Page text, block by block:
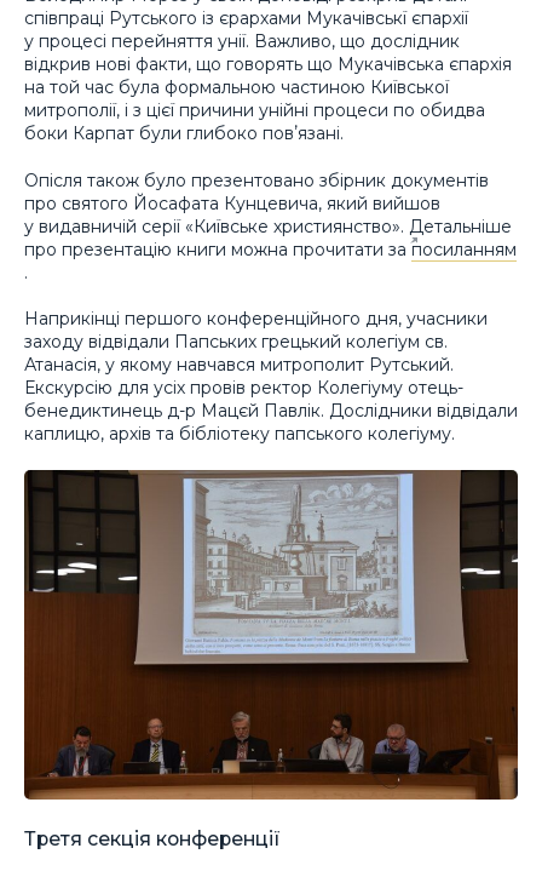
співпраці Рутського із єрархами Мукачівськї єпархії
у процесі перейняття унії. Важливо, що дослідник
відкрив нові факти, що говорять що Мукачівська єпархія
на той час була формальною частиною Київської
митрополії, і з цієї причини унійні процеси по обидва
боки Карпат були глибоко повʼязані.
Опісля також було презентовано збірник документів
про святого Йосафата Кунцевича, який вийшов
у видавничій серії «Київське християнство». Детальніше
про презентацію книги можна прочитати запосиланням
.
Наприкінці першого конференційного дня, учасники
заходу відвідали Папських грецький колегіум св.
Атанасія, у якому навчався митрополит Рутський.
Екскурсію для усіх провів ректор Колегіуму отець-
бенедиктинець д-р Мацєй Павлік. Дослідники відвідали
каплицю, архів та бібліотеку папського колегіуму.
Третя секція конференції